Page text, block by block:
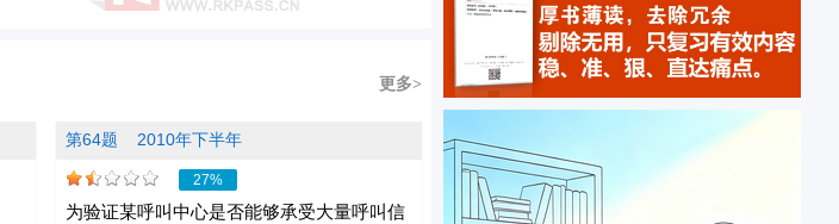
更多>
第64题 2010年下半年
27%
为验证某呼叫中心是否能够承受大量呼叫信